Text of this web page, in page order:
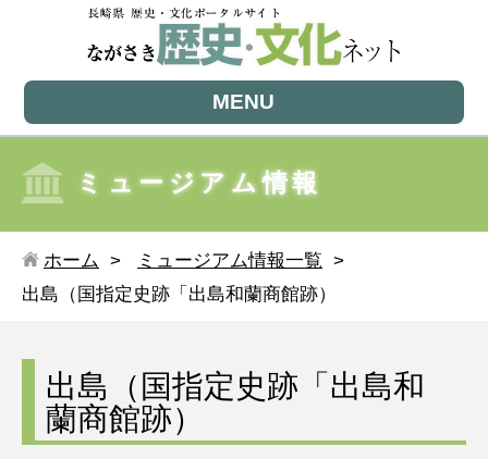
MENU
ミュージアム情報
ホーム
ミュージアム情報一覧
出島（国指定史跡「出島和蘭商館跡）
出島（国指定史跡「出島和
蘭商館跡）